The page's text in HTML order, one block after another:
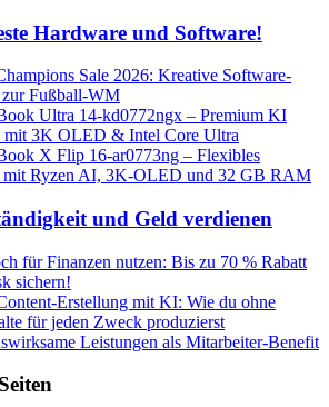
Hardware und Software!
Sale 2026: Kreative Software-
zur Fußball-WM
Ultra 14-kd0772ngx – Premium KI
mit 3K OLED & Intel Core Ultra
X Flip 16-ar0773ng – Flexibles
mit Ryzen AI, 3K-OLED und 32 GB RAM
und Geld verdienen
für Finanzen nutzen: Bis zu 70 % Rabatt
sichern!
Erstellung mit KI: Wie du ohne
für jeden Zweck produzierst
Leistungen als Mitarbeiter-Benefit